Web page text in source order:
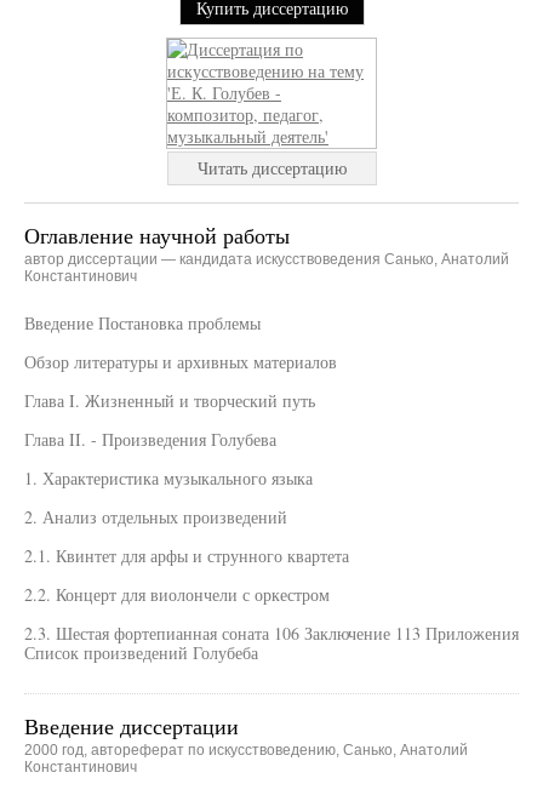
Купить диссертацию
Читать диссертацию
Оглавление научной работы
автор диссертации — кандидата искусствоведения Санько, Анатолий
Константинович
Введение Постановка проблемы
Обзор литературы и архивных материалов
Глава I. Жизненный и творческий путь
Глава II. - Произведения Голубева
1. Характеристика музыкального языка
2. Анализ отдельных произведений
2.1. Квинтет для арфы и струнного квартета
2.2. Концерт для виолончели с оркестром
2.3. Шестая фортепианная соната 106 Заключение 113 Приложения
Список произведений Голубеба
Введение диссертации
2000 год, автореферат по искусствоведению, Санько, Анатолий
Константинович